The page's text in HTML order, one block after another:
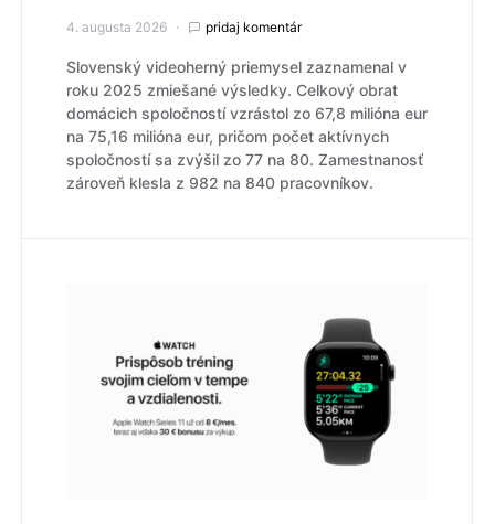
4. augusta 2026 pridaj komentár
Slovenský videoherný priemysel zaznamenal v
roku 2025 zmiešané výsledky. Celkový obrat
domácich spoločností vzrástol zo 67,8 milióna eur
na 75,16 milióna eur, pričom počet aktívnych
spoločností sa zvýšil zo 77 na 80. Zamestnanosť
zároveň klesla z 982 na 840 pracovníkov.